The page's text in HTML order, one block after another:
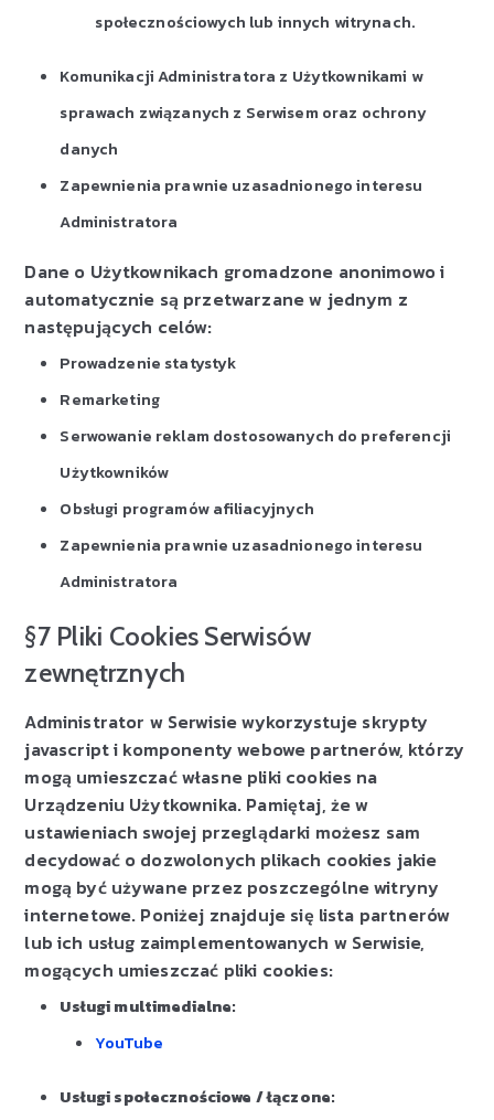
społecznościowych lub innych witrynach.
Komunikacji Administratora z Użytkownikami w
sprawach związanych z Serwisem oraz ochrony
danych
Zapewnienia prawnie uzasadnionego interesu
Administratora
Dane o Użytkownikach gromadzone anonimowo i
automatycznie są przetwarzane w jednym z
następujących celów:
Prowadzenie statystyk
Remarketing
Serwowanie reklam dostosowanych do preferencji
Użytkowników
Obsługi programów afiliacyjnych
Zapewnienia prawnie uzasadnionego interesu
Administratora
§7 Pliki Cookies Serwisów
zewnętrznych
Administrator w Serwisie wykorzystuje skrypty
javascript i komponenty webowe partnerów, którzy
mogą umieszczać własne pliki cookies na
Urządzeniu Użytkownika. Pamiętaj, że w
ustawieniach swojej przeglądarki możesz sam
decydować o dozwolonych plikach cookies jakie
mogą być używane przez poszczególne witryny
internetowe. Poniżej znajduje się lista partnerów
lub ich usług zaimplementowanych w Serwisie,
mogących umieszczać pliki cookies:
Usługi multimedialne:
YouTube
Usługi społecznościowe / łączone: